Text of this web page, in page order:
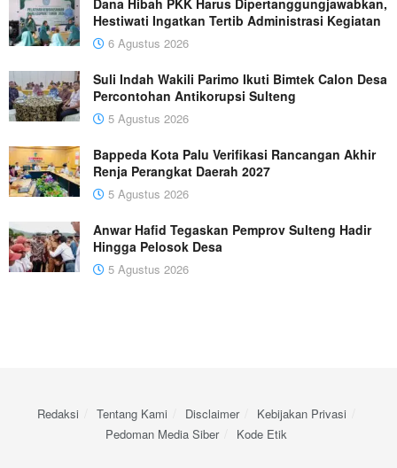
Hestiwati Ingatkan Tertib Administrasi Kegiatan
6 Agustus 2026
Suli Indah Wakili Parimo Ikuti Bimtek Calon Desa
Percontohan Antikorupsi Sulteng
5 Agustus 2026
Bappeda Kota Palu Verifikasi Rancangan Akhir
Renja Perangkat Daerah 2027
5 Agustus 2026
Anwar Hafid Tegaskan Pemprov Sulteng Hadir
Hingga Pelosok Desa
5 Agustus 2026
Redaksi Tentang Kami Disclaimer
Kebijakan Privasi
Pedoman Media Siber
Kode Etik